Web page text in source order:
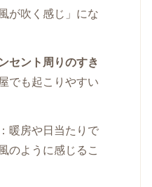
が吹く感じ」にな
セント周りのすき
でも起こりやすい
：暖房や日当たりで
のように感じるこ